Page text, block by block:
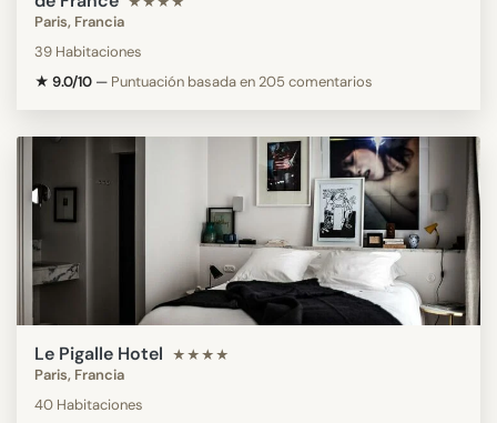
Paris, Francia
39 Habitaciones
★ 9.0/10 — Puntuación basada en 205 comentarios
Le Pigalle Hotel ★★★★
Paris, Francia
40 Habitaciones